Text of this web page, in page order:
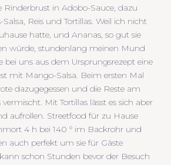
Rinderbrust in Adobo-Sauce, dazu
Reis und Tortillas. Weil ich nicht
hatte, und Ananas, so gut sie
würde, stundenlang meinen Mund
bei uns aus dem Ursprungsrezept eine
mit Mango-Salsa. Beim ersten Mal
dazugegessen und die Reste am
Mit Tortillas lässt es sich aber
aufrollen. Streetfood für zu Hause
4 h bei 140 ° im Backrohr und
auch perfekt um sie für Gäste
schon Stunden bevor der Besuch